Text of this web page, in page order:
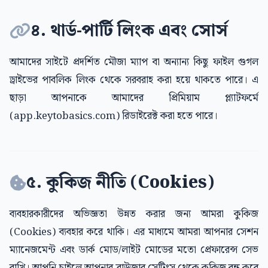
৪. থার্ড-পার্টি লিংক এবং সোর্স
আমাদের সাইটে প্রদর্শিত মৌজা ম্যাপ বা অন্যান্য কিছু ফাইল গুগল
ড্রাইভের পাবলিক লিংক থেকে সরবরাহ করা হয়ে থাকতে পারে। এ
ছাড়া আপনাকে আমাদের প্রিমিয়াম প্ল্যাটফর্মে
(app.keytobasics.com) রিডাইরেক্ট করা হতে পারে।
৫. কুকিজ নীতি (Cookies)
ব্যবহারকারীদের অভিজ্ঞতা উন্নত করার জন্য আমরা কুকিজ
(Cookies) ব্যবহার করে থাকি। এর মাধ্যমে আমরা আপনার সেশন
ম্যানেজমেন্ট এবং ডার্ক মোড/লাইট মোডের মতো প্রেফারেন্স সেভ